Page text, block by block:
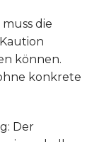
die
können.
konkrete
Der